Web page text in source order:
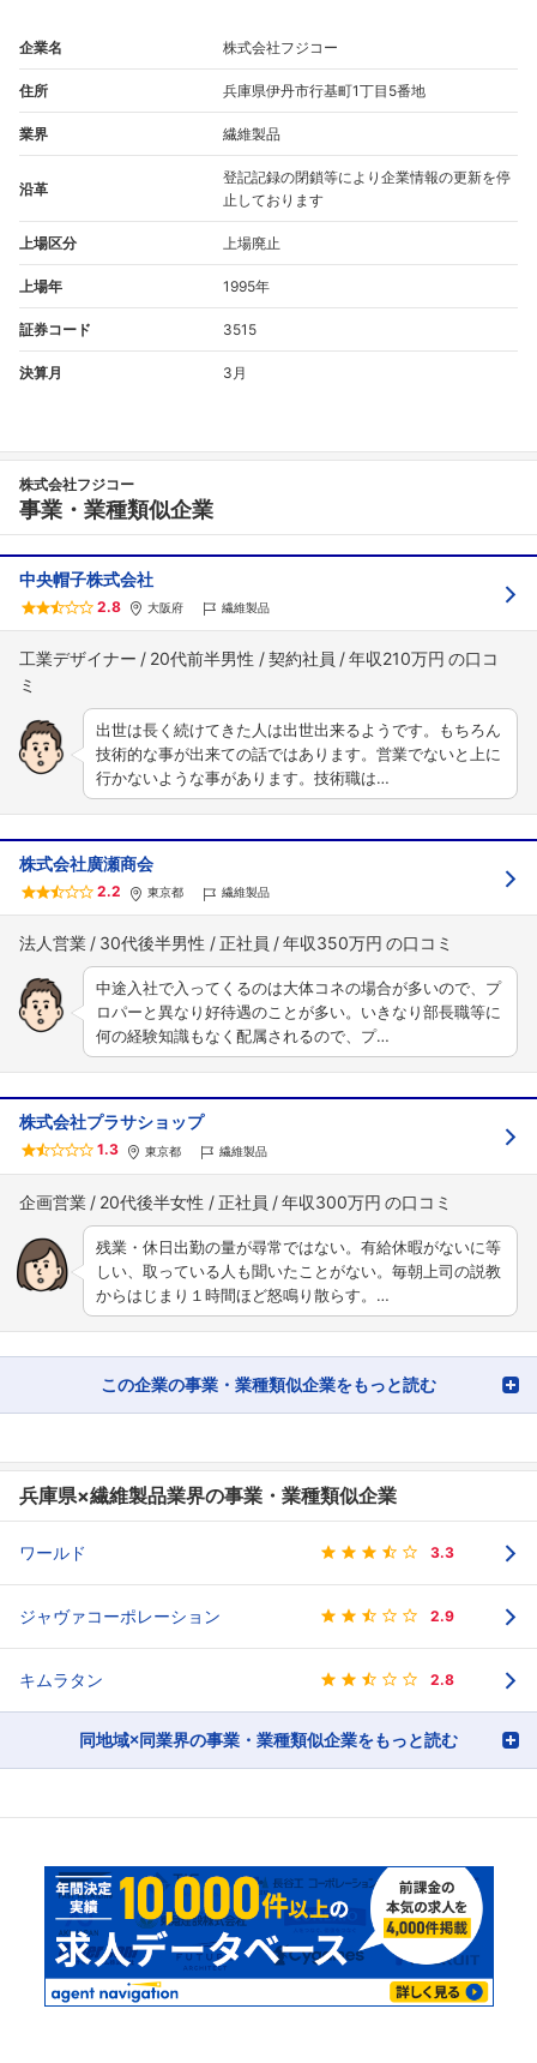
企業名 株式会社フジコー
住所 兵庫県伊丹市行基町1丁目5番地
業界 繊維製品
沿革
登記記録の閉鎖等により企業情報の更新を停
止しております
上場区分 上場廃止
上場年 1995年
証券コード 3515
決算月 3月
株式会社フジコー
事業・業種類似企業
中央帽子株式会社
2.8 大阪府 繊維製品
工業デザイナー 20代前半男性 契約社員 年収210万円
出世は長く続けてきた人は出世出来るようです。もちろん
技術的な事が出来ての話ではあります。営業でないと上に
行かないような事があります。技術職は…
株式会社廣瀬商会
2.2 東京都 繊維製品
法人営業 30代後半男性 正社員 年収350万円
中途入社で入ってくるのは大体コネの場合が多いので、プ
ロパーと異なり好待遇のことが多い。いきなり部長職等に
何の経験知識もなく配属されるので、プ…
株式会社プラサショップ
1.3 東京都 繊維製品
企画営業 20代後半女性 正社員 年収300万円
残業・休日出勤の量が尋常ではない。有給休暇がないに等
しい、取っている人も聞いたことがない。毎朝上司の説教
からはじまり１時間ほど怒鳴り散らす。…
この企業の事業・業種類似企業をもっと読む
兵庫県×繊維製品業界の事業・業種類似企業
ワールド 3.3
ジャヴァコーポレーション 2.9
キムラタン 2.8
同地域×同業界の事業・業種類似企業をもっと読む